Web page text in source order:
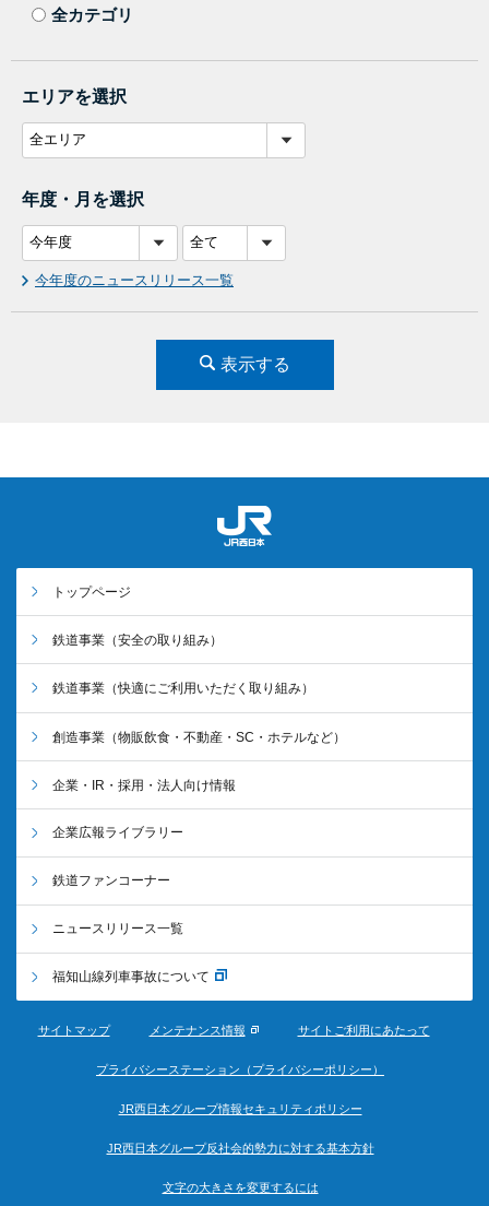
全カテゴリ
エリアを選択
年度・月を選択
今年度のニュースリリース一覧
表示する
トップページ
鉄道事業 （安全の取り組み）
鉄道事業 （快適にご利用いただく取り組み）
創造事業 （物販飲食・不動産・SC・ホテルなど）
企業・IR・採用・法人向け情報
企業広報ライブラリー
鉄道ファンコーナー
ニュースリリース一覧
福知山線列車事故について
サイトマップ メンテナンス情報 サイトご利用にあたって
プライバシーステーション（プライバシーポリシー）
JR西日本グループ情報セキュリティポリシー
JR西日本グループ反社会的勢力に対する基本方針
文字の大きさを変更するには